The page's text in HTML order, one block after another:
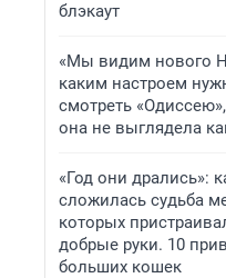
блэкаут
«Мы видим нового
каким настроем
смотреть
она не выглядела
«Год они дрались»:
сложилась судьба
которых
добрые руки. 10
больших кошек